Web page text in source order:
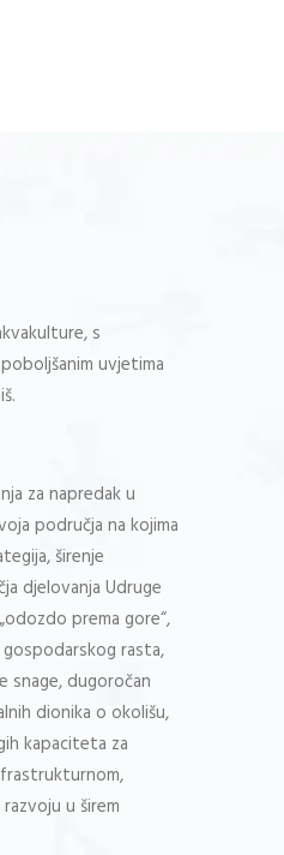
s
uvjetima
za napredak u
područja na kojima
širenje
djelovanja Udruge
prema gore“,
rasta,
snage, dugoročan
dionika o okolišu,
kapaciteta za
u širem